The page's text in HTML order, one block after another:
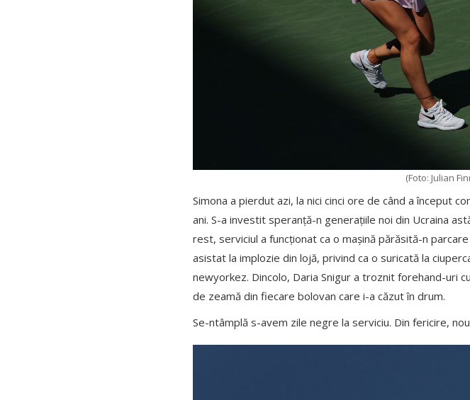
(Foto: Julian
Simona a pierdut azi, la nici cinci ore de când a început
ani. S-a investit speranță-n generațiile noi din Ucraina
rest, serviciul a funcționat ca o mașină părăsită-n
asistat la implozie din lojă, privind ca o suricată la
newyorkez. Dincolo, Daria Snigur a troznit forehand-uri
de zeamă din fiecare bolovan care i-a căzut în drum.
Se-ntâmplă s-avem zile negre la serviciu. Din fericire,